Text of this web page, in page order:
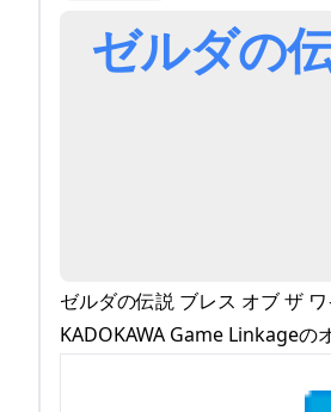
ゼルダの
ゼルダの伝説 ブレス オブ ザ
KADOKAWA Game Linkage